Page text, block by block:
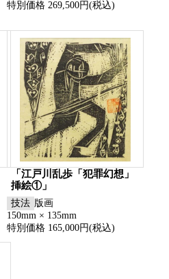
特別価格 269,500円(税込)
「江戸川乱歩「犯罪幻想」
挿絵①」
技法 版画
150mm × 135mm
特別価格 165,000円(税込)